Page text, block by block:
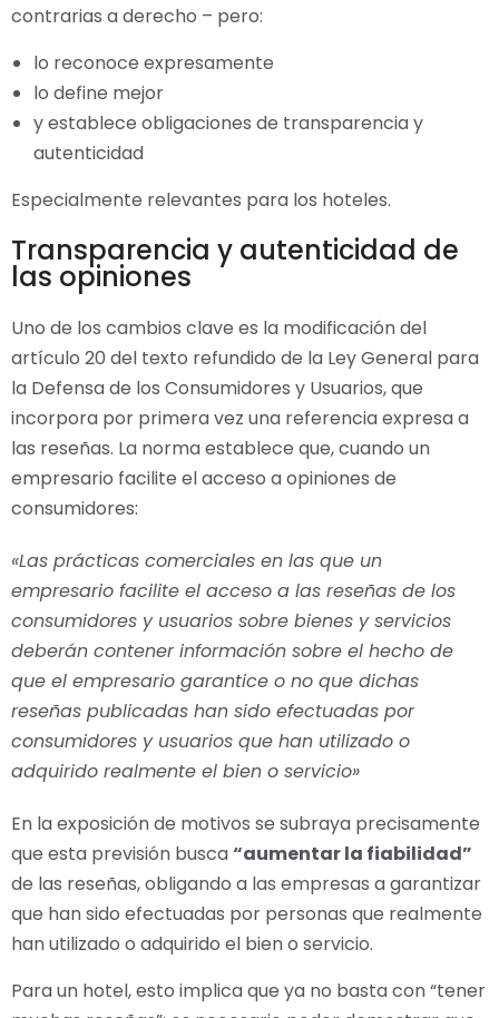
contrarias a derecho – pero:
lo reconoce expresamente
lo define mejor
y establece obligaciones de transparencia y
autenticidad
Especialmente relevantes para los hoteles.
Transparencia y autenticidad de
las opiniones
Uno de los cambios clave es la modificación del
artículo 20 del texto refundido de la Ley General para
la Defensa de los Consumidores y Usuarios, que
incorpora por primera vez una referencia expresa a
las reseñas. La norma establece que, cuando un
empresario facilite el acceso a opiniones de
consumidores:
«Las prácticas comerciales en las que un
empresario facilite el acceso a las reseñas de los
consumidores y usuarios sobre bienes y servicios
deberán contener información sobre el hecho de
que el empresario garantice o no que dichas
reseñas publicadas han sido efectuadas por
consumidores y usuarios que han utilizado o
adquirido realmente el bien o servicio»
En la exposición de motivos se subraya precisamente
que esta previsión busca“aumentar la fiabilidad”
de las reseñas, obligando a las empresas a garantizar
que han sido efectuadas por personas que realmente
han utilizado o adquirido el bien o servicio.
Para un hotel, esto implica que ya no basta con “tener